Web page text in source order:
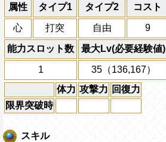
属性 タイプ1 タイプ2 コスト
心 打突 自由 9
能力スロット数 最大Lv(必要経験値)
1
35（136,167）
体力 攻撃力 回復力
限界突破時
スキル